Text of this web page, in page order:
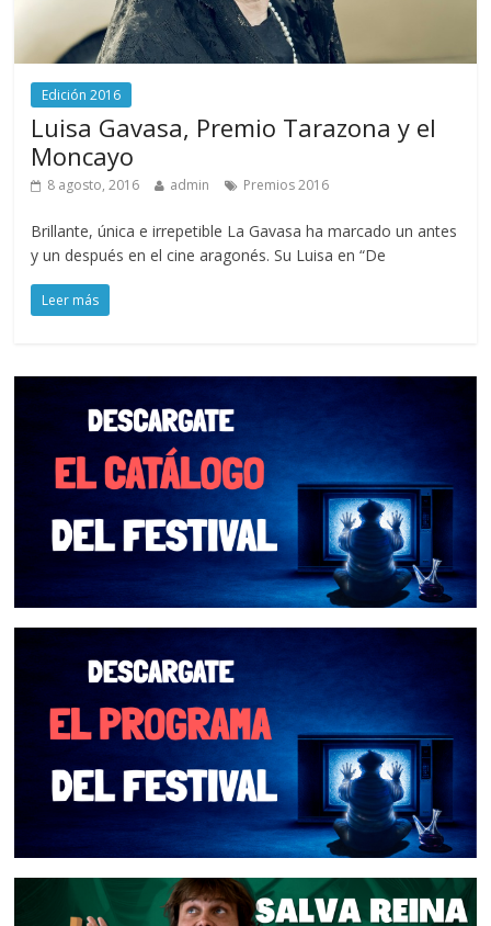
Edición 2016
Luisa Gavasa, Premio Tarazona y el
Moncayo
8 agosto, 2016 admin Premios 2016
Brillante, única e irrepetible La Gavasa ha marcado un antes
y un después en el cine aragonés. Su Luisa en “De
Leer más